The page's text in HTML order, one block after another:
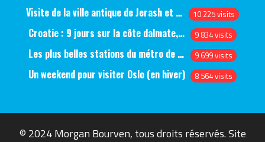
Visite de la ville antique de Jerash et du château d’Ajlun (jour 1) 10 225 visits
Croatie : 9 jours sur la côte dalmate, de Split à Dubrovnik, en passant par Hvar et Mjlet 9 834 visits
Les plus belles stations du métro de Saint-Pétersbourg 9 699 visits
Un weekend pour visiter Oslo (en hiver) 8 564 visits
© 2024 Morgan Bourven, tous droits réservés. Site